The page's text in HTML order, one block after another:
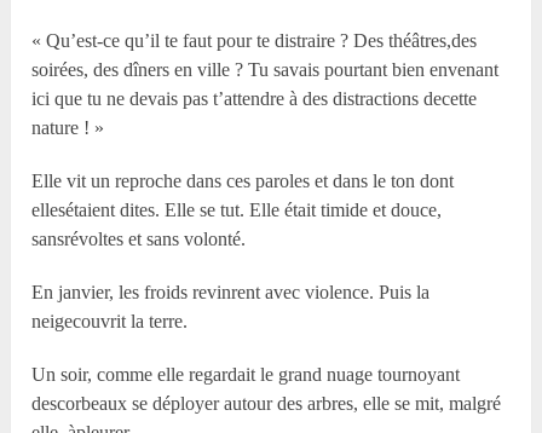
« Qu’est-ce qu’il te faut pour te distraire ? Des théâtres,des
soirées, des dîners en ville ? Tu savais pourtant bien envenant
ici que tu ne devais pas t’attendre à des distractions decette
nature ! »
Elle vit un reproche dans ces paroles et dans le ton dont
ellesétaient dites. Elle se tut. Elle était timide et douce,
sansrévoltes et sans volonté.
En janvier, les froids revinrent avec violence. Puis la
neigecouvrit la terre.
Un soir, comme elle regardait le grand nuage tournoyant
descorbeaux se déployer autour des arbres, elle se mit, malgré